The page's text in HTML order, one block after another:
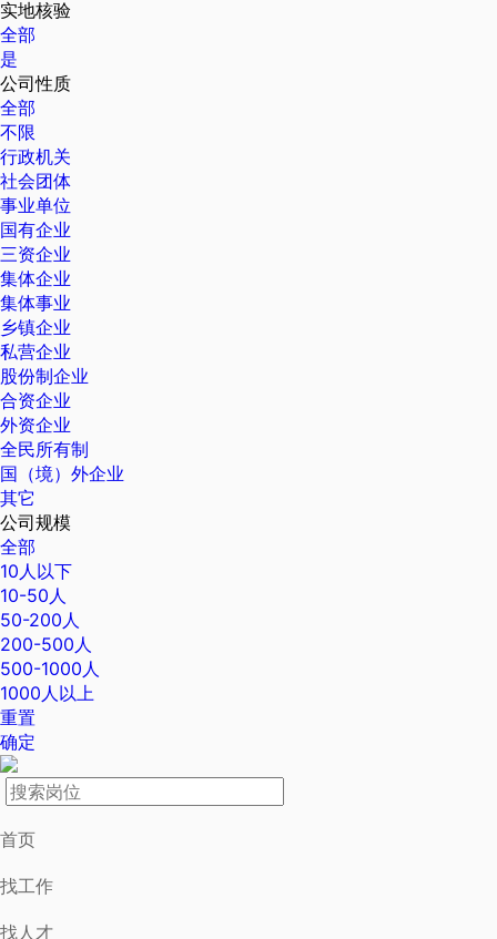
实地核验
全部
是
公司性质
全部
不限
行政机关
社会团体
事业单位
国有企业
三资企业
集体企业
集体事业
乡镇企业
私营企业
股份制企业
合资企业
外资企业
全民所有制
国（境）外企业
其它
公司规模
全部
10人以下
10-50人
50-200人
200-500人
500-1000人
1000人以上
重置
确定
首页
找工作
找人才